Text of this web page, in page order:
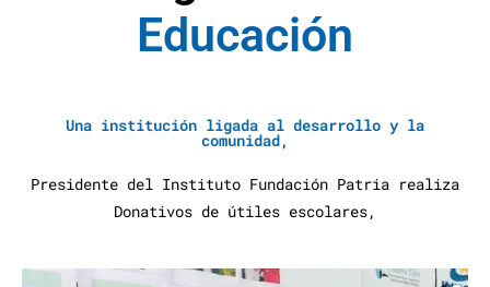
ucaciónAy
Una institución ligada al desarrollo y la
comunidad,
Presidente del Instituto Fundación Patria realiza
Donativos de útiles escolares,